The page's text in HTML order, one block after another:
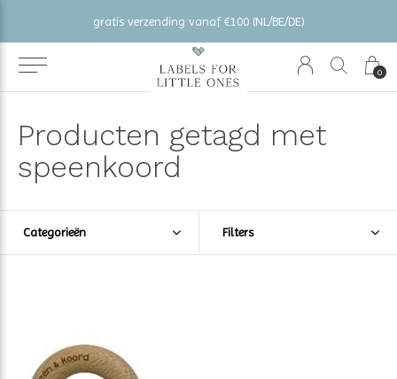
0
gratis verzending vanaf €100 (NL/BE/DE)
Producten getagd met
speenkoord
Categorieën Filters